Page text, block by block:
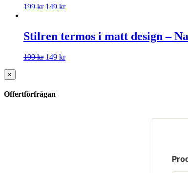
199kr 149 kr
Stilren termos i matt design –
199kr 149 kr
×
Offertförfrågan